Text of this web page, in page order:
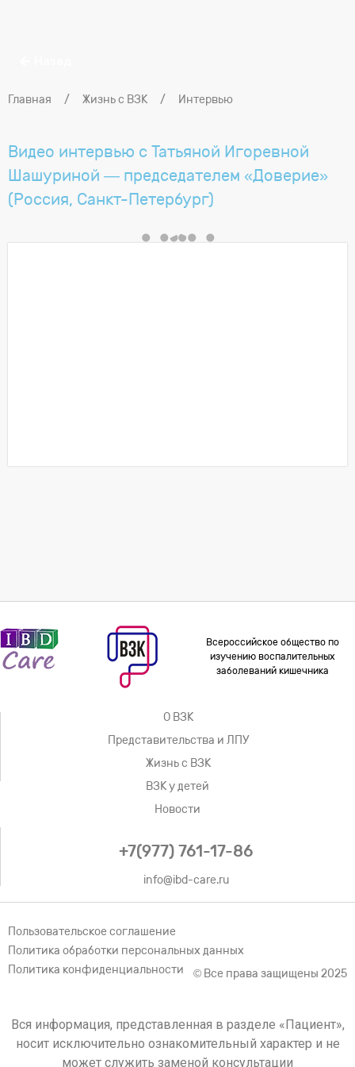
Главная / Жизнь с ВЗК / Интервью
Видео интервью с Татьяной Игоревной
Шашуриной — председателем «Доверие»
(Россия, Санкт-Петербург)
Всероссийское общество по
изучению воспалительных
заболеваний кишечника
О ВЗК
Представительства и ЛПУ
Жизнь с ВЗК
ВЗК у детей
Новости
+7(977) 761-17-86
info@ibd-care.ru
Пользовательское соглашение
Политика обработки персональных данных
Политика конфиденциальности
© Все права защищены 2025
Вся информация, представленная в разделе «Пациент»,
носит исключительно ознакомительный характер и не
может служить заменой консультации